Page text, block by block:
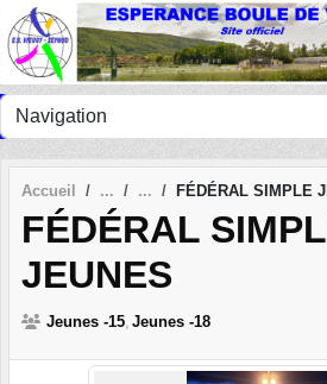
Accueil FÉDÉRAL SIMPLE
FÉDÉRAL
JEUNES
Jeunes -15 Jeunes -18
Panneau de gestion des cookies